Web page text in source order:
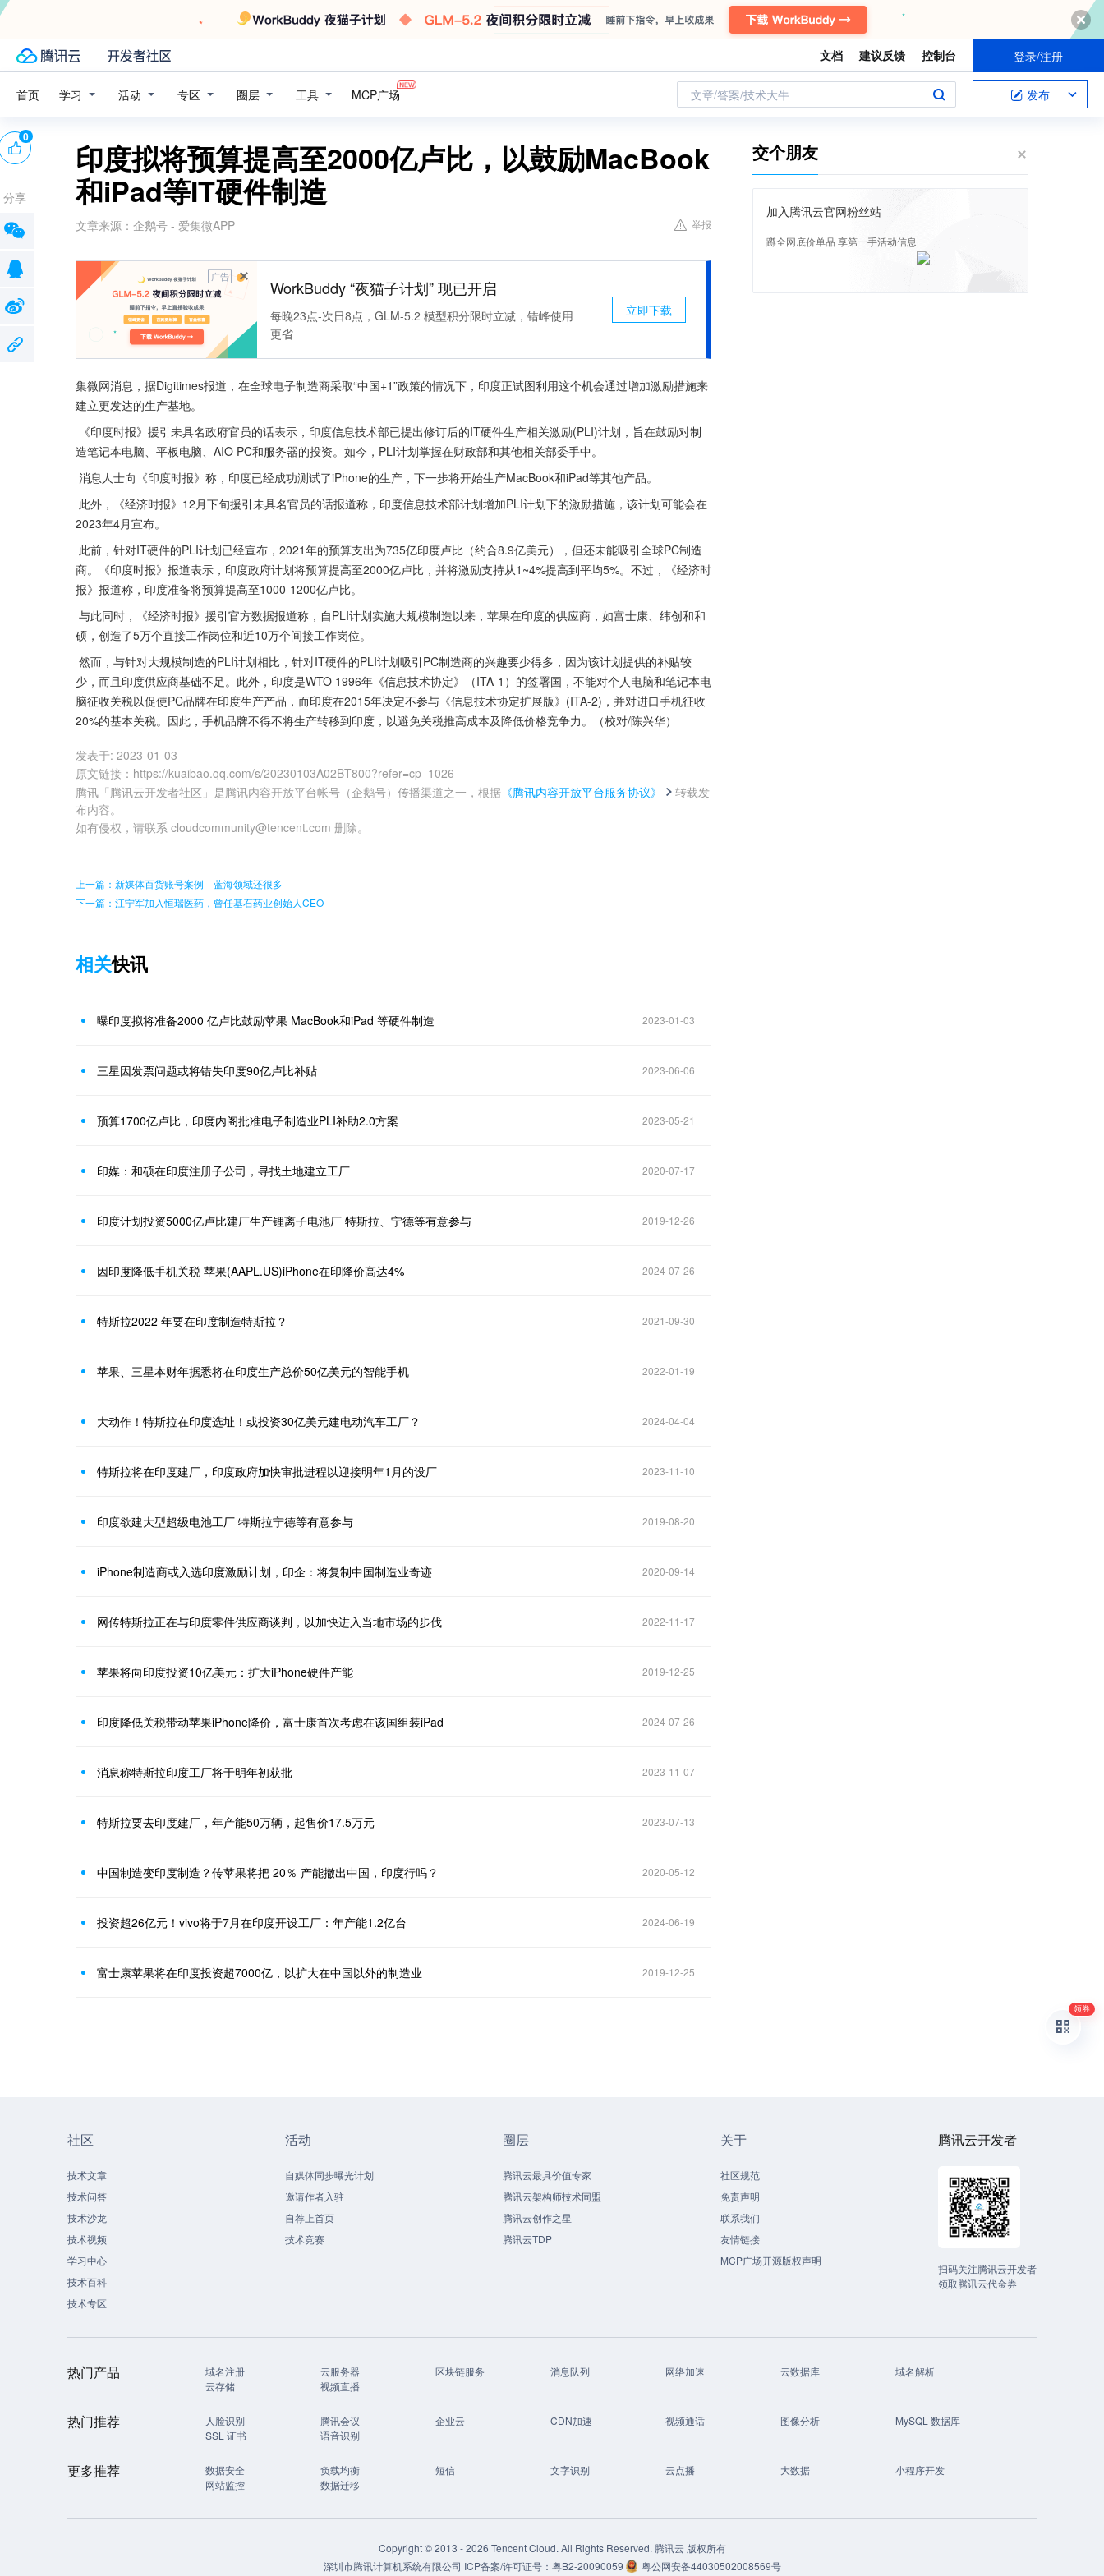
文档 建议反馈 控制台 登录/注册
首页 学习 活动 专区 圈层 工具 MCP广场 文章/答案/技术大牛 发布
印度拟将预算提高至2000亿卢比，以鼓励MacBook
和iPad等IT硬件制造
文章来源： 企鹅号 - 爱集微APP 举报
广告
WorkBuddy “夜猫子计划” 现已开启
每晚23点-次日8点，GLM-5.2 模型积分限时立减，错峰使用
更省
立即下载
集微网消息，据Digitimes报道，在全球电子制造商采取“中国+1”政策的情况下，印度正试图利用这个机会通过增加激励措施来
建立更发达的生产基地。
造笔记本电脑、平板电脑、AIO PC和服务器的投资。如今，PLI计划掌握在财政部和其他相关部委手中。
消息人士向《印度时报》称，印度已经成功测试了iPhone的生产，下一步将开始生产MacBook和iPad等其他产品。
2023年4月宣布。
商。《印度时报》报道表示，印度政府计划将预算提高至2000亿卢比，并将激励支持从1~4%提高到平均5%。不过，《经济时
报》报道称，印度准备将预算提高至1000-1200亿卢比。
硕，创造了5万个直接工作岗位和近10万个间接工作岗位。
少，而且印度供应商基础不足。此外，印度是WTO 1996年《信息技术协定》（ITA-1）的签署国，不能对个人电脑和笔记本电
脑征收关税以促使PC品牌在印度生产产品，而印度在2015年决定不参与《信息技术协定扩展版》(ITA-2)，并对进口手机征收
20%的基本关税。因此，手机品牌不得不将生产转移到印度，以避免关税推高成本及降低价格竞争力。（校对/陈兴华）
发表于: 2023-01-03
原文链接 ： https://kuaibao.qq.com/s/20230103A02BT800?refer=cp_1026
腾讯「腾讯云开发者社区」是腾讯内容开放平台帐号（企鹅号）传播渠道之一，根据 《腾讯内容开放平台服务协议》
转载发
布内容。
如有侵权，请联系 cloudcommunity@tencent.com 删除。
0
分享
上一篇：新媒体百货账号案例—蓝海领域还很多
下一篇：江宁军加入恒瑞医药，曾任基石药业创始人CEO
相关快讯
曝印度拟将准备2000 亿卢比鼓励苹果 MacBook和iPad 等硬件制造 2023-01-03
三星因发票问题或将错失印度90亿卢比补贴 2023-06-06
预算1700亿卢比，印度内阁批准电子制造业PLI补助2.0方案 2023-05-21
印媒：和硕在印度注册子公司，寻找土地建立工厂 2020-07-17
印度计划投资5000亿卢比建厂生产锂离子电池厂 特斯拉、宁德等有意参与 2019-12-26
因印度降低手机关税 苹果(AAPL.US)iPhone在印降价高达4% 2024-07-26
特斯拉2022 年要在印度制造特斯拉？ 2021-09-30
苹果、三星本财年据悉将在印度生产总价50亿美元的智能手机 2022-01-19
大动作！特斯拉在印度选址！或投资30亿美元建电动汽车工厂？ 2024-04-04
特斯拉将在印度建厂，印度政府加快审批进程以迎接明年1月的设厂 2023-11-10
印度欲建大型超级电池工厂 特斯拉宁德等有意参与 2019-08-20
iPhone制造商或入选印度激励计划，印企：将复制中国制造业奇迹 2020-09-14
网传特斯拉正在与印度零件供应商谈判，以加快进入当地市场的步伐 2022-11-17
苹果将向印度投资10亿美元：扩大iPhone硬件产能 2019-12-25
印度降低关税带动苹果iPhone降价，富士康首次考虑在该国组装iPad 2024-07-26
消息称特斯拉印度工厂将于明年初获批 2023-11-07
特斯拉要去印度建厂，年产能50万辆，起售价17.5万元 2023-07-13
中国制造变印度制造？传苹果将把 20％ 产能撤出中国，印度行吗？ 2020-05-12
投资超26亿元！vivo将于7月在印度开设工厂：年产能1.2亿台 2024-06-19
富士康苹果将在印度投资超7000亿，以扩大在中国以外的制造业 2019-12-25
交个朋友
加入腾讯云官网粉丝站
蹲全网底价单品 享第一手活动信息
社区
技术文章
技术问答
技术沙龙
技术视频
学习中心
技术百科
技术专区
活动
自媒体同步曝光计划
邀请作者入驻
自荐上首页
技术竞赛
圈层
腾讯云最具价值专家
腾讯云架构师技术同盟
腾讯云创作之星
腾讯云TDP
关于
社区规范
免责声明
联系我们
友情链接
MCP广场开源版权声明
腾讯云开发者
扫码关注腾讯云开发者
领取腾讯云代金券
热门产品 域名注册 云服务器 区块链服务 消息队列 网络加速 云数据库
域名解析
云存储
视频直播
热门推荐 人脸识别 腾讯会议 企业云 CDN加速 视频通话 图像分析
MySQL 数据库
SSL 证书
语音识别
更多推荐 数据安全 负载均衡 短信 文字识别 云点播 大数据
小程序开发
网站监控
数据迁移
Copyright © 2013 -2026 Tencent Cloud. All Rights Reserved. 腾讯云 版权所有
深圳市腾讯计算机系统有限公司 ICP备案/许可证号： 粤B2-20090059 粤公网安备44030502008569号
领券